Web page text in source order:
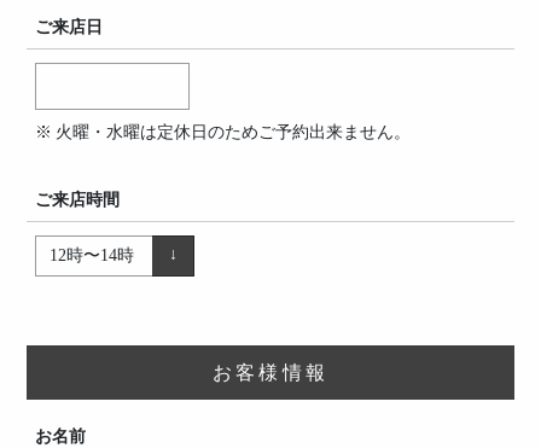
ご来店日
火曜・水曜は定休日のためご予約出来ません。
ご来店時間
お客様情報
お名前